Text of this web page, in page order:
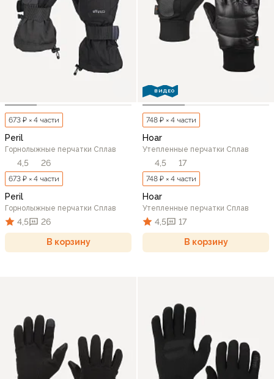
673 ₽ × 4 части
Peril
Горнолыжные перчатки Сплав
4,5 26
673 ₽ × 4 части
Peril
Горнолыжные перчатки Сплав
4,5 26
В корзину
ВИДЕО
748 ₽ × 4 части
Hoar
Утепленные перчатки Сплав
4,5 17
748 ₽ × 4 части
Hoar
Утепленные перчатки Сплав
4,5 17
В корзину